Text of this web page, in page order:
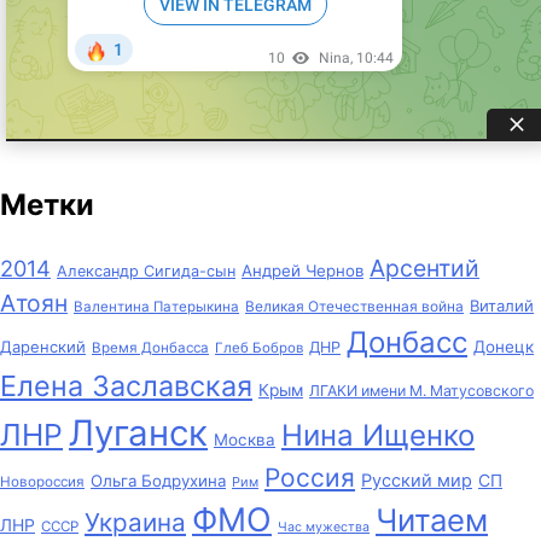
Метки
2014 Александр Сигида-сын Андрей Чернов Арсентий
Атоян Валентина Патерыкина Великая Отечественная война Виталий
Даренский Время Донбасса Глеб Бобров ДНР Донбасс Донецк
Елена Заславская Крым ЛГАКИ имени М. Матусовского
ЛНР Луганск Москва Нина Ищенко
Новороссия Ольга Бодрухина Рим Россия Русский мир СП
ЛНР СССР Украина ФМО Час мужества Читаем